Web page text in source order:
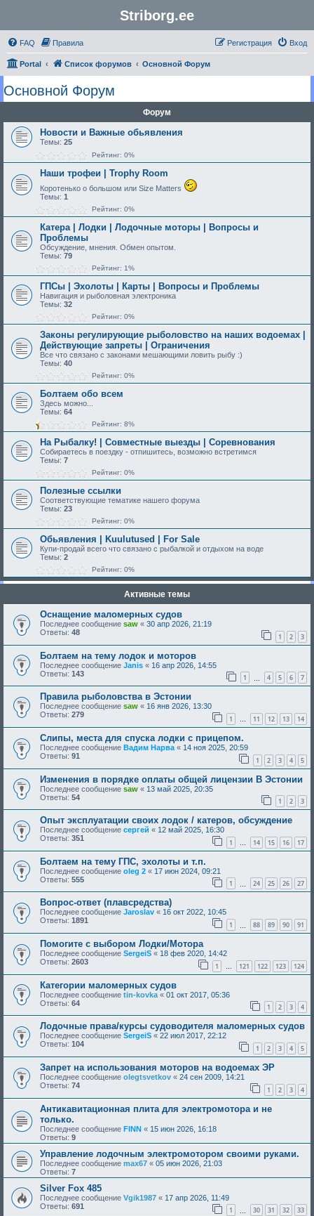
Striborg.ee
FAQ Правила Вход
Регистрация
Portal Список форумов Основной Форум
Основной Форум
Форум
Новости и Важные обьявления
Темы: 25
Рейтинг: 0%
Наши трофеи | Trophy Room
Коротенько о большом или Size Matters
Темы: 1
Рейтинг: 0%
Катера | Лодки | Лодочные моторы | Вопросы и
Проблемы
Обсуждение, мнения. Обмен опытом.
Темы: 79
Рейтинг: 1%
ГПСы | Эхолоты | Карты | Вопросы и Проблемы
Навигация и рыболовная электроника
Темы: 32
Рейтинг: 0%
Законы регулирующие рыболовство на наших водоемах |
Действующие запреты | Ограничения
Все что связано с законами мешающими ловить рыбу :)
Темы: 40
Рейтинг: 0%
Болтаем обо всем
Здесь можно...
Темы: 64
Рейтинг: 8%
На Рыбалку! | Совместные выезды | Соревнования
Собираетесь в поездку - отпишитесь, возможно встретимся
Темы: 7
Рейтинг: 0%
Полезные ссылки
Соответствующие тематике нашего форума
Темы: 23
Рейтинг: 0%
Обьявления | Kuulutused | For Sale
Купи-продай всего что связано с рыбалкой и отдыхом на воде
Темы: 2
Рейтинг: 0%
Активные темы
Оснащение маломерных судов
Последнее сообщение saw « 30 апр 2026, 21:19
Ответы: 48 1 2 3
Болтаем на тему лодок и моторов
Последнее сообщение Janis « 16 апр 2026, 14:55
Ответы: 143 1 4 5 6 7
Правила рыболовства в Эстонии
Последнее сообщение saw « 16 янв 2026, 13:30
Ответы: 279 1 … 11 12 13 14
Слипы, места для спуска лодки с прицепом.
Последнее сообщение Вадим Нарва « 14 ноя 2025, 20:59
Ответы: 91 1 2 3 4 5
Изменения в порядке оплаты общей лицензии В Эстонии
Последнее сообщение saw « 13 май 2025, 20:35
Ответы: 54 1 2 3
Опыт эксплуатации своих лодок / катеров, обсуждение
Последнее сообщение сергей « 12 май 2025, 16:30
Ответы: 351 1 … 14 15 16 17
Болтаем на тему ГПС, эхолоты и т.п.
Последнее сообщение oleg 2 « 17 июн 2024, 09:21
Ответы: 555 1 24 25 26 27
Вопрос-ответ (плавсредства)
Последнее сообщение Jaroslav « 16 окт 2022, 10:45
Ответы: 1891 1 88 89 90 91
Помогите с выбором Лодки/Мотора
Последнее сообщение SergeiS « 18 фев 2020, 14:42
Ответы: 2603 1 … 121 122 123 124
Категории маломерных судов
Последнее сообщение tin-kovka « 01 окт 2017, 05:36
Ответы: 64 1 2 3 4
Лодочные права/курсы судоводителя маломерных судов
Последнее сообщение SergeiS « 22 июл 2017, 22:12
Ответы: 104 1 2 3 4 5
Запрет на использования моторов на водоемах ЭР
Последнее сообщение olegtsvetkov « 24 сен 2009, 14:21
Ответы: 74 1 2 3 4
Антикавитационная плита для электромотора и не
только.
Последнее сообщение FINN « 15 июн 2026, 16:18
Ответы: 9
Управление лодочным электромотором своими руками.
Последнее сообщение max67 « 05 июн 2026, 21:03
Ответы: 7
Silver Fox 485
Последнее сообщение Vgik1987 « 17 апр 2026, 11:49
Ответы: 691 1 30 31 32 33